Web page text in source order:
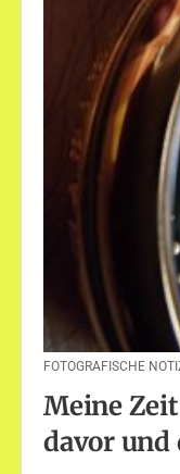
FOTOGRAFISCHE
Meine
davor und